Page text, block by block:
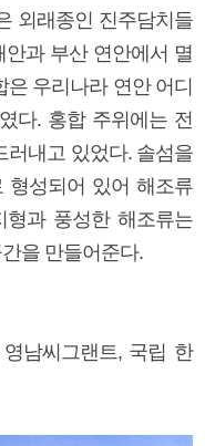
외래종인 진주담치들
과 부산 연안에서 멸
우리나라 연안 어디
다. 홍합 주위에는 전
러내고 있었다. 솔섬을
형성되어 있어 해조류
과 풍성한 해조류는
을 만들어준다.
남씨그랜트, 국립 한